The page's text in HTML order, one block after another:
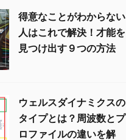
得意なことがわからない
人はこれで解決！才能を
見つけ出す９つの方法
ウェルスダイナミクスの
タイプとは？周波数とプ
ロファイルの違いを解